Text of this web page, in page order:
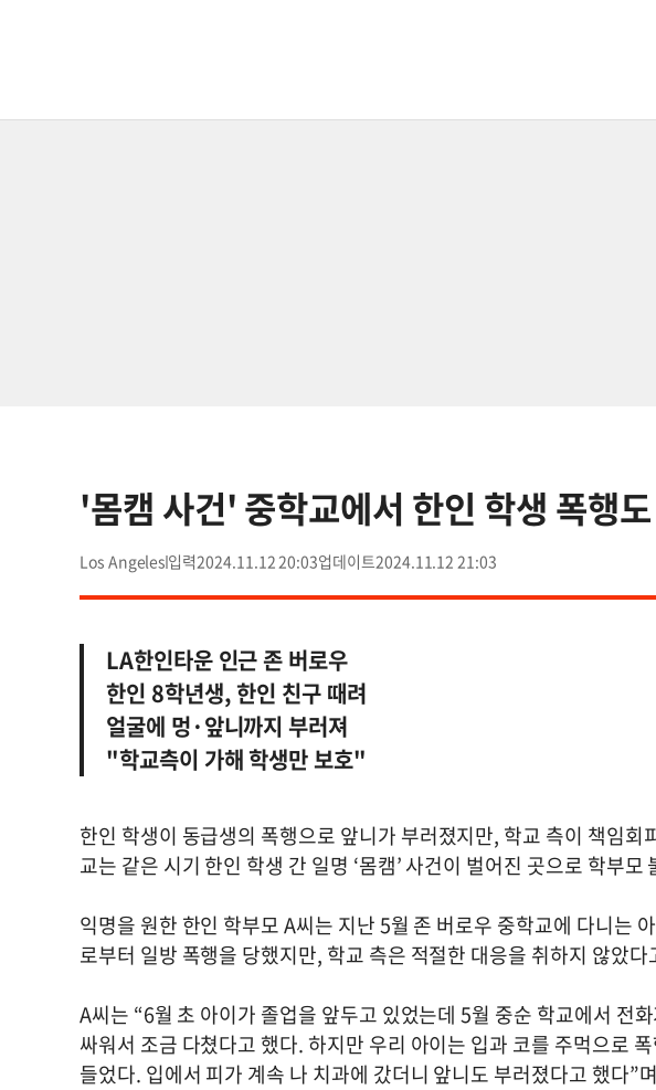
'몸캠 사건' 중학교에서 한인 학생 폭행
Los Angeles 2024.11.12 20:03 2024.11.12 21:03
LA한인타운 인근 존 버로우
한인 8학년생, 한인 친구 때려
얼굴에 멍·앞니까지 부러져
"학교측이 가해 학생만 보호"
한인 학생이 동급생의 폭행으로 앞니가 부러졌지만, 학교 측이 책임회
교는 같은 시기 한인 학생 간 일명 ‘몸캠’ 사건이 벌어진 곳으로 학부모
익명을 원한 한인 학부모 A씨는 지난 5월 존 버로우 중학교에 다니는
로부터 일방 폭행을 당했지만, 학교 측은 적절한 대응을 취하지 않았다
A씨는 “6월 초 아이가 졸업을 앞두고 있었는데 5월 중순 학교에서 전
싸워서 조금 다쳤다고 했다. 하지만 우리 아이는 입과 코를 주먹으로
들었다. 입에서 피가 계속 나 치과에 갔더니 앞니도 부러졌다고 했다”